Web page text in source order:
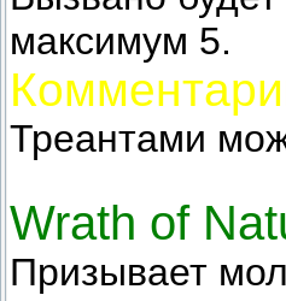
максимум 5.
Треантами
Wrath of
Призывает